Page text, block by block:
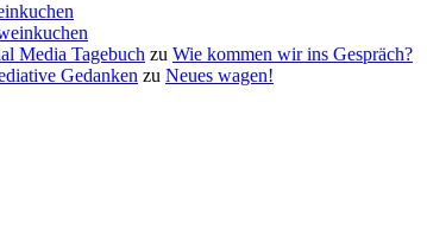
Media Tagebuch zu Wie kommen wir ins Gespräch?
Gedanken zu Neues wagen!